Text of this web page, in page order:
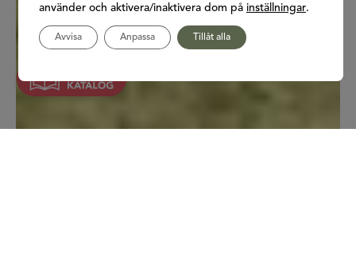
använder och aktivera/inaktivera dom på inställningar.
Tillåt alla
Avvisa Anpassa